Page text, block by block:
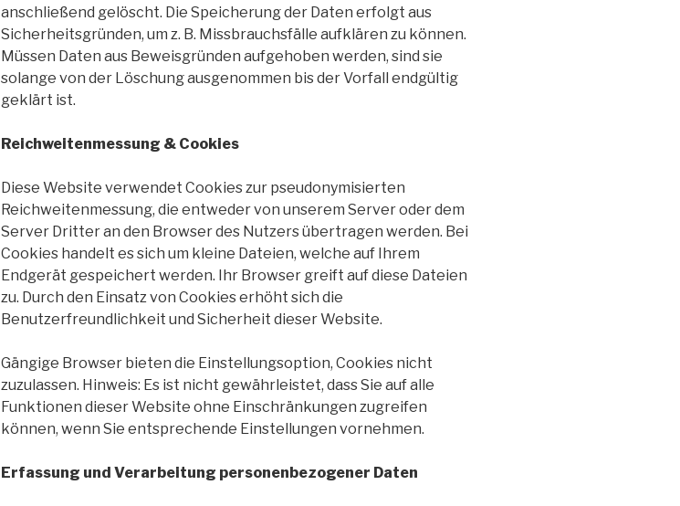
anschließend gelöscht. Die Speicherung der Daten erfolgt aus
Sicherheitsgründen, um z. B. Missbrauchsfälle aufklären zu können.
Müssen Daten aus Beweisgründen aufgehoben werden, sind sie
solange von der Löschung ausgenommen bis der Vorfall endgültig
geklärt ist.
Reichweitenmessung &Cookies
Diese Website verwendet Cookies zur pseudonymisierten
Reichweitenmessung, die entweder von unserem Server oder dem
Server Dritter an den Browser des Nutzers übertragen werden. Bei
Cookies handelt es sich um kleine Dateien, welche auf Ihrem
Endgerät gespeichert werden. Ihr Browser greift auf diese Dateien
zu. Durch den Einsatz von Cookies erhöht sich die
Benutzerfreundlichkeit und Sicherheit dieser Website.
Gängige Browser bieten die Einstellungsoption, Cookies nicht
zuzulassen. Hinweis: Es ist nicht gewährleistet, dass Sie auf alle
Funktionen dieser Website ohne Einschränkungen zugreifen
können, wenn Sie entsprechende Einstellungen vornehmen.
Erfassung und Verarbeitung personenbezogener Daten